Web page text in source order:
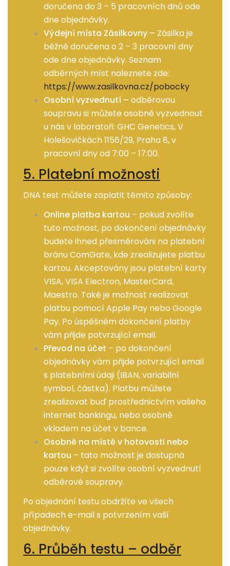
doručena do 3 – 5 pracovních dnů ode
dne objednávky.
Výdejní místa Zásilkovny – Zásilka je
běžně doručena o 2 – 3 pracovní dny
ode dne objednávky. Seznam
odběrných míst naleznete zde:
https://www.zasilkovna.cz/pobocky
Osobní vyzvednutí – odběrovou
soupravu si můžete osobně vyzvednout
u nás v laboratoři: GHC Genetics, V
Holešovičkách 1156/29, Praha 8, v
pracovní dny od 7:00 – 17:00.
5. Platební možnosti
DNA test můžete zaplatit těmito způsoby:
Online platba kartou – pokud zvolíte
tuto možnost, po dokončení objednávky
budete ihned přesměrováni na platební
bránu ComGate, kde zrealizujete platbu
kartou. Akceptovány jsou platební karty
VISA, VISA Electron, MasterCard,
Maestro. Také je možnost realizovat
platbu pomocí Apple Pay nebo Google
Pay. Po úspěšném dokončení platby
vám přijde potvrzující email.
Převod na účet – po dokončení
objednávky vám přijde potvrzující email
s platebními údaji (IBAN, variabilní
symbol, částka). Platbu můžete
zrealizovat buď prostřednictvím vašeho
internet bankingu, nebo osobně
vkladem na účet v bance.
Osobně na místě v hotovosti nebo
kartou – tato možnost je dostupná
pouze když si zvolíte osobní vyzvednutí
odběrové soupravy.
Po objednání testu obdržíte ve všech
případech e-mail s potvrzením vaší
objednávky.
6. Průběh testu – odběr